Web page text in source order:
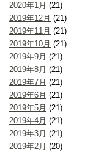
2020年1月 (21)
2019年12月 (21)
2019年11月 (21)
2019年10月 (21)
2019年9月 (21)
2019年8月 (21)
2019年7月 (21)
2019年6月 (21)
2019年5月 (21)
2019年4月 (21)
2019年3月 (21)
2019年2月 (20)